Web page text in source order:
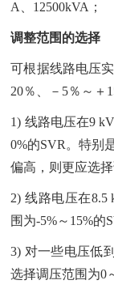
A、12500kVA；
调整范围的选择
可根据线路电压
20％、－5％～＋
1) 线路电压在9
0%的SVR。特别
偏高，则更应选择
2) 线路电压在8.5
围为-5%～15%的
3) 对一些电压低
选择调压范围为0